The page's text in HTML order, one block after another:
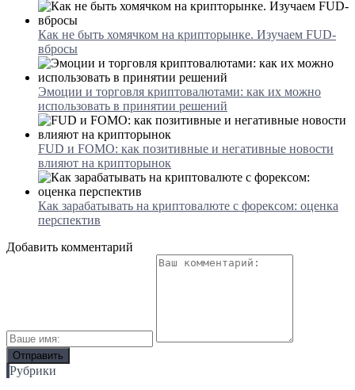
Как не быть хомячком на крипторынке. Изучаем FUD-
вбросы
Эмоции и торговля криптовалютами: как их можно
использовать в принятии решений
FUD и FOMO: как позитивные и негативные новости
влияют на крипторынок
Как зарабатывать на криптовалюте с форексом: оценка
перспектив
Добавить комментарий
Рубрики